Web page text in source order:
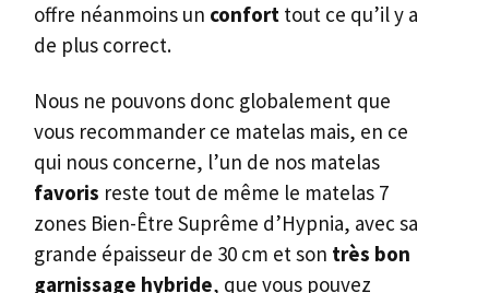
offre néanmoins un confort tout ce qu’il y a
de plus correct.
Nous ne pouvons donc globalement que
vous recommander ce matelas mais, en ce
qui nous concerne, l’un de nos matelas
favoris reste tout de même le matelas 7
zones Bien-Être Suprême d’Hypnia, avec sa
grande épaisseur de 30 cm et son très bon
garnissage hybride, que vous pouvez